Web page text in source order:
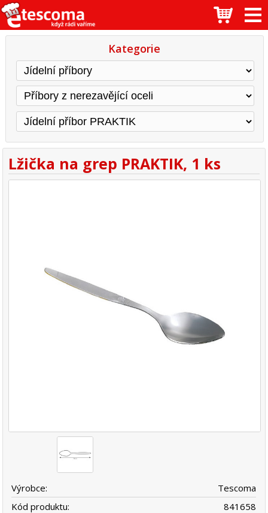
Kategorie
Lžička na grep PRAKTIK, 1 ks
Výrobce:
Tescoma
Kód produktu:
841658